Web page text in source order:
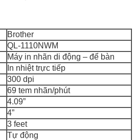
Brother
QL-1110NWM
Máy in nhãn di động – để bàn
In nhiệt trực tiếp
300 dpi
69 tem nhãn/phút
4.09”
4”
3 feet
Tự động